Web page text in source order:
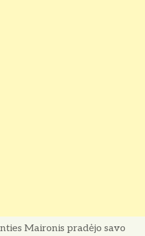
Maironis pradėjo savo